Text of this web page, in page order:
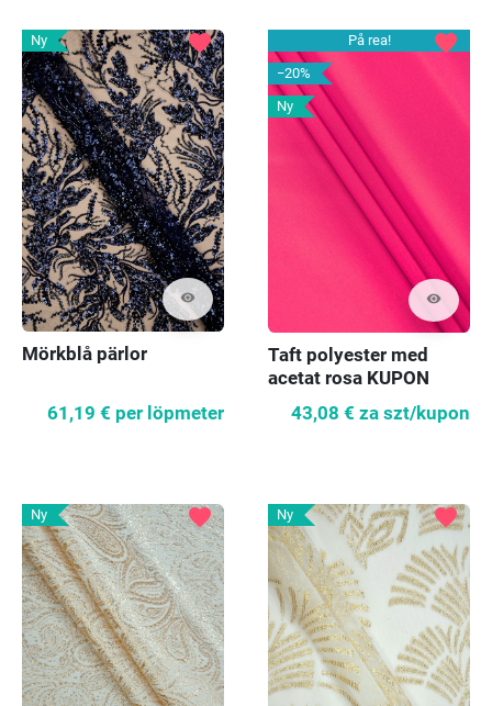
Ny
visibility
favorite
Mörkblå pärlor
61,19 € per löpmeter
På rea!
−20%
Ny
visibility
favorite
Taft polyester med
acetat rosa KUPON
43,08 € za szt/kupon
Ny favorite Ny favorite